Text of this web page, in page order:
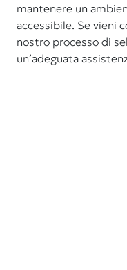
mantenere un
accessibile. Se vieni
nostro processo di
un’adeguata